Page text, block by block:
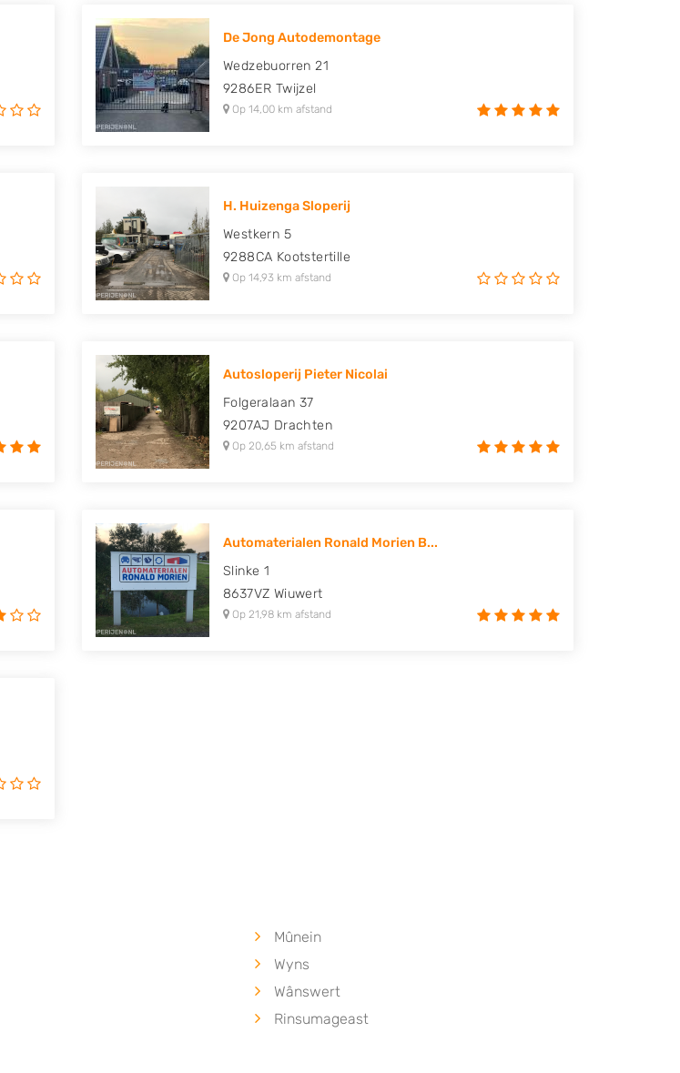
De Jong Autodemontage
Wedzebuorren 21
9286ER Twijzel
Op 14,00 km afstand
H. Huizenga Sloperij
Westkern 5
9288CA Kootstertille
Op 14,93 km afstand
Autosloperij Pieter Nicolai
Folgeralaan 37
9207AJ Drachten
Op 20,65 km afstand
Automaterialen Ronald Morien B...
Slinke 1
8637VZ Wiuwert
Op 21,98 km afstand
Mûnein
Wyns
Wânswert
Rinsumageast